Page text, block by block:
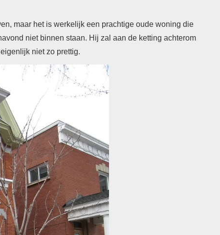
maar het is werkelijk een prachtige oude woning die
niet binnen staan. Hij zal aan de ketting achterom
niet zo prettig.